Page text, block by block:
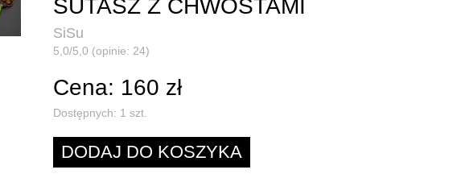
SUTASZ Z CHWOSTAMI
SiSu
5,0/5,0 (opinie: 24)
Cena: 160 zł
Dostępnych: 1 szt.